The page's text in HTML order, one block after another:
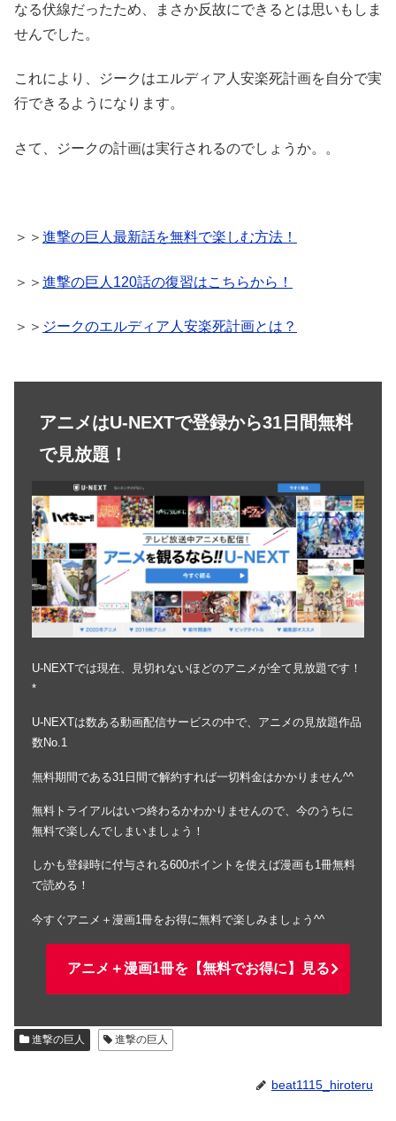
なる伏線だったため、まさか反故にできるとは思いもしま
せんでした。
これにより、ジークはエルディア人安楽死計画を自分で実
行できるようになります。
さて、ジークの計画は実行されるのでしょうか。。
＞＞ 進撃の巨人最新話を無料で楽しむ方法！
＞＞ 進撃の巨人120話の復習はこちらから！
＞＞ ジークのエルディア人安楽死計画とは？
アニメはU-NEXTで登録から31日間無料
で見放題！
U-NEXTでは現在、見切れないほどのアニメが全て見放題です！
*
U-NEXTは数ある動画配信サービスの中で、アニメの見放題作品
数No.1
無料期間である31日間で解約すれば一切料金はかかりません^^
無料トライアルはいつ終わるかわかりませんので、今のうちに
無料で楽しんでしまいましょう！
しかも登録時に付与される600ポイントを使えば漫画も1冊無料
で読める！
今すぐアニメ＋漫画1冊をお得に無料で楽しみましょう^^
アニメ＋漫画1冊を【無料でお得に】見る
進撃の巨人 進撃の巨人
beat1115_hiroteru